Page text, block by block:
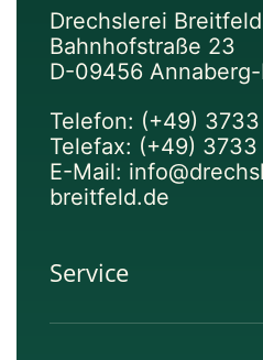
Drechslerei
Bahnhofstraße 23
D-09456
Telefon: (+49)
Telefax: (+49)
E-Mail:
breitfeld.de
Service